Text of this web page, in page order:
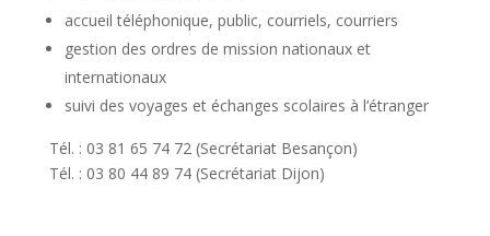
accueil téléphonique, public, courriels, courriers
gestion des ordres de mission nationaux et
internationaux
suivi des voyages et échanges scolaires à l’étranger
Tél. : 03 81 65 74 72 (Secrétariat Besançon)
Tél. : 03 80 44 89 74 (Secrétariat Dijon)